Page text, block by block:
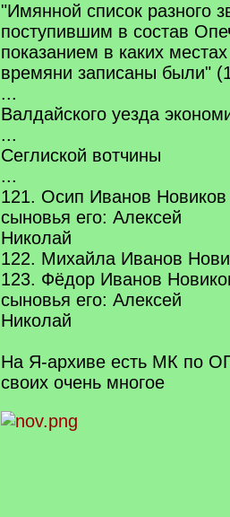
"Имянной список разного
поступившим в состав
показанием в каких
времяни записаны были"
...
Валдайского уезда
...
Сеглиской вотчины
...
121. Осип Иванов Новиков
сыновья его: Алексей
Николай
122. Михайла Иванов
123. Фёдор Иванов
сыновья его: Алексей
Николай
На Я-архиве есть МК по
своих очень многое